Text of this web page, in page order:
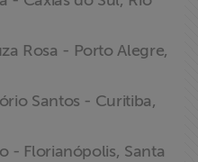
Rosa - Porto Alegre,
Santos - Curitiba,
- Florianópolis, Santa